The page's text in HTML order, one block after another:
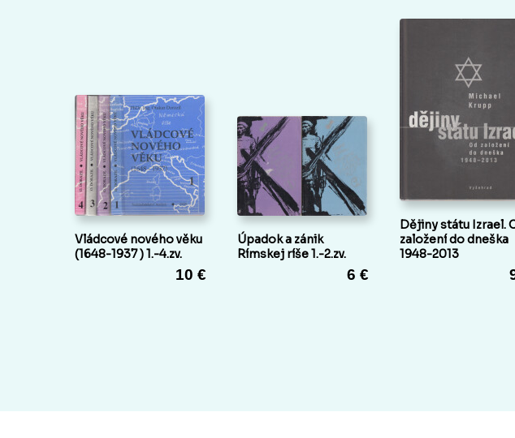
Vládcové nového věku
(1648-1937 ) 1.-4.zv.
10 €
Úpadok a zánik
Rímskej ríše 1.-2.zv.
6 €
Dějiny státu Izrael.
založení do dneška
1948-2013